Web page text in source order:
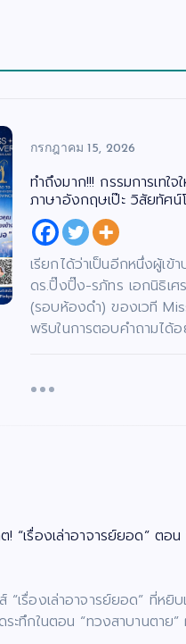
กรกฎาคม 15, 2026
ทำถึงมาก!!! กรรมการเทใ
ภาษาอังกฤษเป๊ะ วิสัยทัศน์
เรียกได้ว่าเป็นอีกหนึ่งผู้เข้
ดร.ปิ๊งปิ๊ง-รภัทร เอกนิธิเ
(รอบห้องดำ) ของเวที
พริบในการตอบคำถามได้
“เรื่องเล่าอาจารย์ยอด” ตอ
เรื่องเล่าอาจารย์ยอด” ที่หยิ
ทึกในตอน “ทวงสาบานตาย”